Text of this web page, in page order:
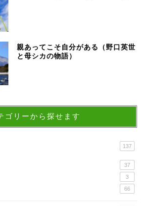
親あってこそ自分がある（野口英世
と母シカの物語）
ゴリーから探せます
137
37
3
66